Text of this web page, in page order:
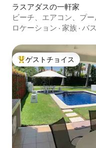
ラスアダスの一軒家
ビーチ、エアコン、プ
旅行
ロケーション · 家族 · バ
大好評のゲストチョイス
ゲストチョイス